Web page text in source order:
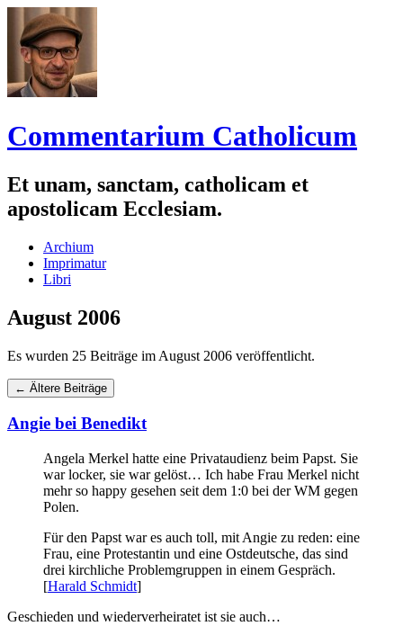
Commentarium Catholicum
Et unam, sanctam, catholicam et
apostolicam Ecclesiam.
Zum
Inhalt
springen
Archium
Imprimatur
Libri
August 2006
Es wurden 25 Beiträge im August 2006 veröffentlicht.
Navigation
← Ältere Beiträge
Angie bei Benedikt
Angela Merkel hatte eine Privataudienz beim Papst. Sie
war locker, sie war gelöst… Ich habe Frau Merkel nicht
mehr so happy gesehen seit dem 1:0 bei der WM gegen
Polen.
Für den Papst war es auch toll, mit Angie zu reden: eine
Frau, eine Protestantin und eine Ostdeutsche, das sind
drei kirchliche Problemgruppen in einem Gespräch.
[Harald Schmidt]
Geschieden und wiederverheiratet ist sie auch…